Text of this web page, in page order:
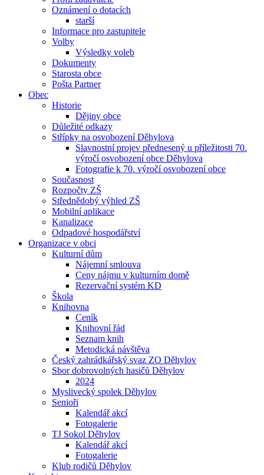
Oznámení o dotacích
starší
Informace pro zastupitele
Volby
Výsledky voleb
Dokumenty
Starosta obce
Pošta Partner
Obec
Historie
Dějiny obce
Důležité odkazy
Střípky na osvobození Děhylova
Slavnostní projev přednesený u příležitosti 70.
výročí osvobození obce Děhylova
Fotografie k 70. výročí osvobození obce
Současnost
Rozpočty ZŠ
Střednědobý výhled ZŠ
Mobilní aplikace
Kanalizace
Odpadové hospodářství
Organizace v obci
Kulturní dům
Nájemní smlouva
Ceny nájmu v kulturním domě
Rezervační systém KD
Škola
Knihovna
Ceník
Knihovní řád
Seznam knih
Metodická návštěva
Český zahrádkářský svaz ZO Děhylov
Sbor dobrovolných hasičů Děhylov
2024
Myslivecký spolek Děhylov
Senioři
Kalendář akcí
Fotogalerie
TJ Sokol Děhylov
Kalendář akcí
Fotogalerie
Klub rodičů Děhylov